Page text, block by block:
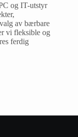
og IT-utstyr
av bærbare
vi fleksible og
ferdig